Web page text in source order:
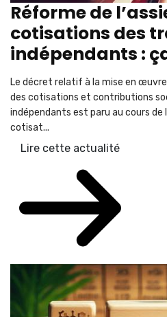
Réforme de
cotisations des
indépendants :
Le décret relatif à la mise en
des cotisations et contributions
indépendants est paru au cours de
cotisat...
Lire cette actualité